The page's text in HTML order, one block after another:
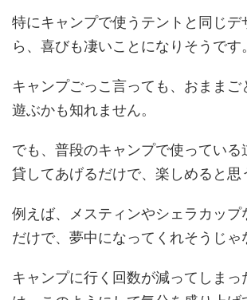
特にキャンプで使うテントと同じデ
ら、喜びも凄いことになりそうです。
キャンプごっこ言っても、おままご
遊ぶかも知れません。
でも、普段のキャンプで使っている
貸してあげるだけで、楽しめると思
例えば、メスティンやシェラカップ
だけで、夢中になってくれそうじゃ
キャンプに行く回数が減ってしまっ